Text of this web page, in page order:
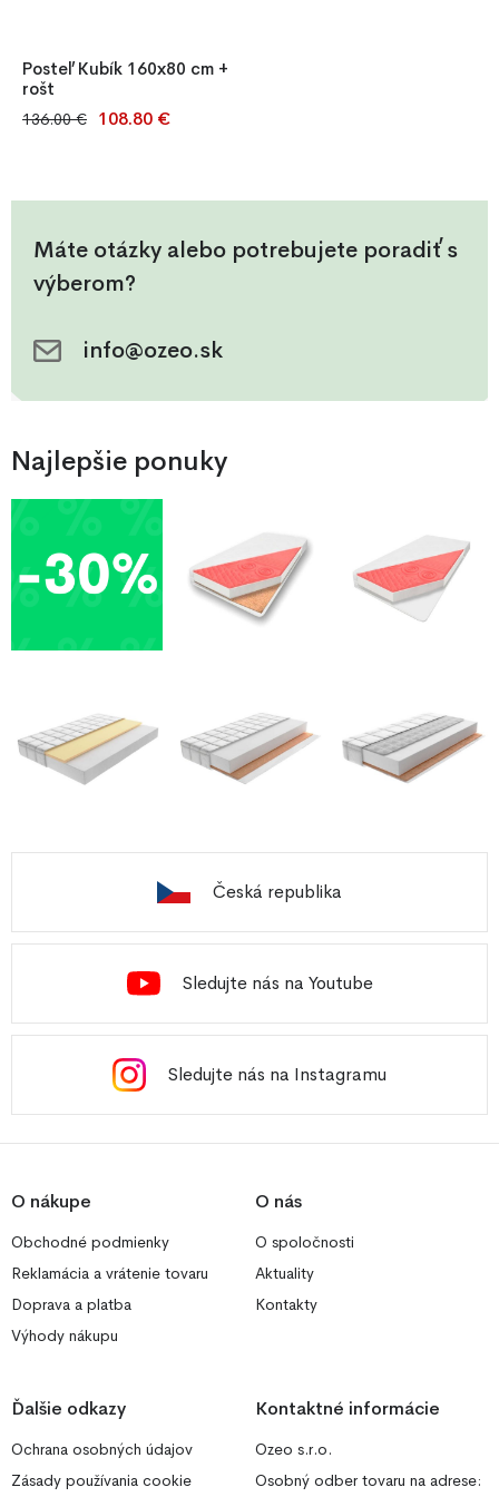
Posteľ Kubík 160x80 cm +
rošt
Posteľ Kubík 160x80 cm +
136.00 € 108.80 €
Máte otázky alebo potrebujete poradiť s
výberom?
info@ozeo.sk
Najlepšie ponuky
Česká republika
Sledujte nás na Youtube
Sledujte nás na Instagramu
O nákupe
Obchodné podmienky
Reklamácia a vrátenie tovaru
Doprava a platba
Výhody nákupu
O nás
O spoločnosti
Aktuality
Kontakty
Ďalšie odkazy
Ochrana osobných údajov
Zásady používania cookie
Kontaktné informácie
Ozeo s.r.o.
Osobný odber tovaru na adrese: